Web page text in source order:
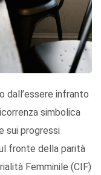
dall’essere infranto
simbolica
sui progressi
fronte della parità
Femminile (CIF)